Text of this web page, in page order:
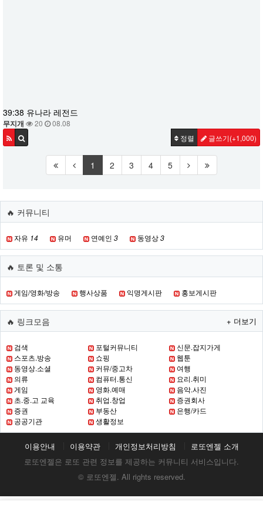
39:38 유나라 레전드
무지개 20
08.08
정렬
글쓰기(+1,000)
1 2 3 4 5
🔥 커뮤니티
자유 14 유머 연예인 3 동영상3
🔥 토론 및 소통
게임/영화/방송 행사상품 익명게시판 홍보게시판
🔥 링크모음 + 더보기
검색 포털커뮤니티
신문.잡지가게
스포츠.방송
쇼핑
웹툰
동영상.소셜
커뮤/중고차
여행
의류
컴퓨터.통신
요리.취미
게임
영화.예매
음악.사진
초.중.고 교육
취업.창업
증권회사
증권
부동산
은행/카드
공공기관
생활정보
이용안내 이용약관 개인정보처리방침
로또엔젤 소개
로또엔젤은 로또 관련 정보를 제공하는 커뮤니티 서비스입니다.
© 로또엔젤. All rights reserved.